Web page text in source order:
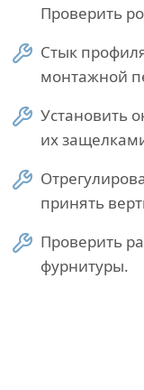
Проверить
Стык
монтажной
Установить
их
принять
Проверить
фурнитуры.